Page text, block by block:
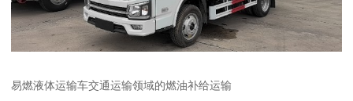
易燃液体运输车交通运输领域的燃油补给运输​